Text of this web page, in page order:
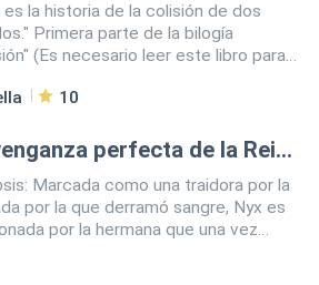
es la historia de la colisión de dos
de la bilogía
este libro para
10
La venganza perfecta de la Reina Luna.
traidora por la
por la que derramó sangre, Nyx es
por la hermana que una vez
a sus pies. Despojada de su